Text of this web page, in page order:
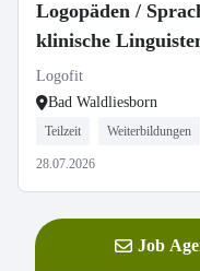
Logopäden /
klinische
Logofit
Bad Waldliesborn
Teilzeit Weiterbildungen
28.07.2026
Job